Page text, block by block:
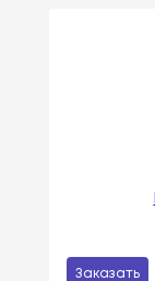
Заказать